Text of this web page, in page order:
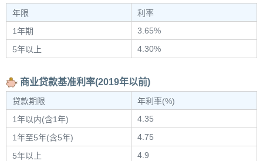
年限
利率
1年期
3.65%
5年以上
4.30%
商业贷款基准利率(2019年以前)
贷款期限
年利率(%)
1年以内(含1年)
4.35
1年至5年(含5年)
4.75
5年以上
4.9